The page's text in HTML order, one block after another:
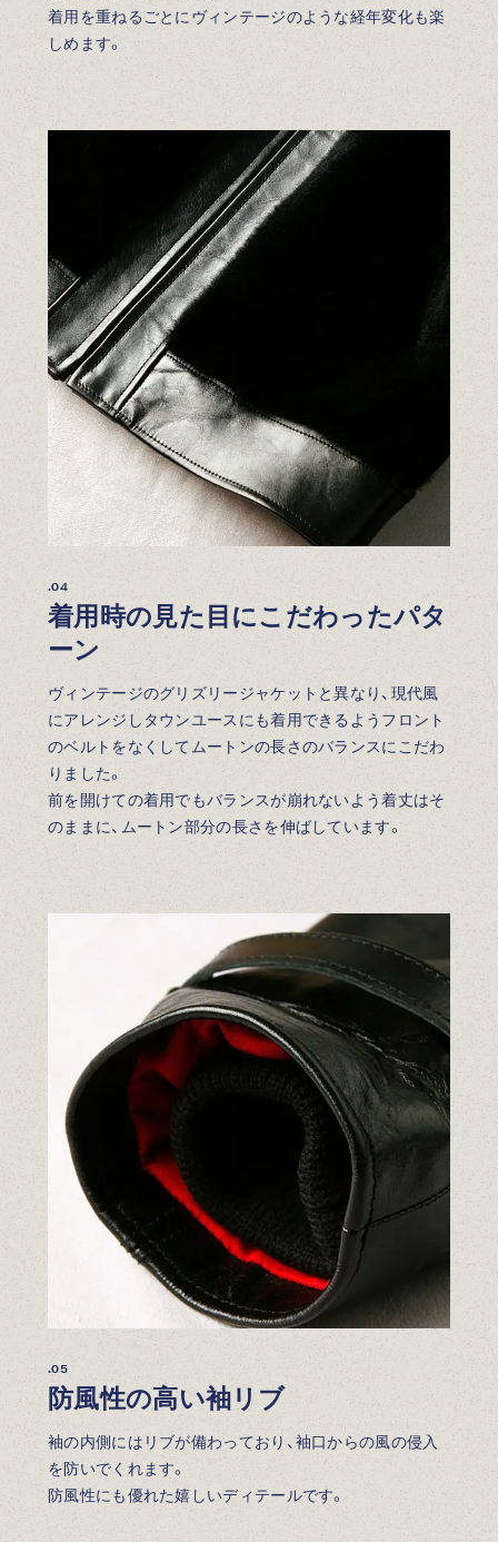
着用を重ねるごとにヴィンテージのような経年変化も楽
しめます。
.04
着用時の見た目にこだわったパタ
ーン
ヴィンテージのグリズリージャケットと異なり、現代風
にアレンジしタウンユースにも着用できるようフロント
のベルトをなくしてムートンの長さのバランスにこだわ
りました。
前を開けての着用でもバランスが崩れないよう着丈はそ
のままに、ムートン部分の長さを伸ばしています。
.05
防風性の高い袖リブ
袖の内側にはリブが備わっており、袖口からの風の侵入
を防いでくれます。
防風性にも優れた嬉しいディテールです。